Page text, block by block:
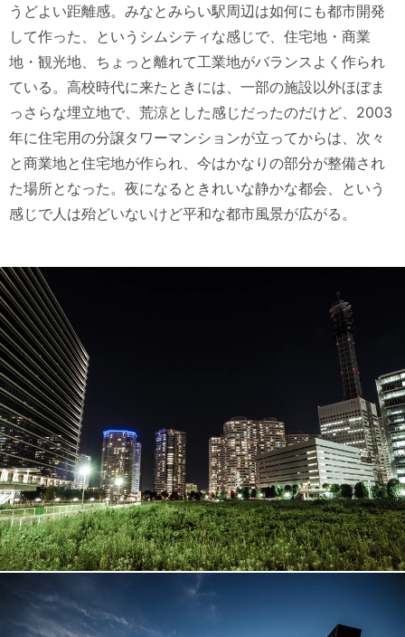
うどよい距離感。みなとみらい駅周辺は如何にも都市開発
して作った、というシムシティな感じで、住宅地・商業
地・観光地、ちょっと離れて工業地がバランスよく作られ
ている。高校時代に来たときには、一部の施設以外ほぼま
っさらな埋立地で、荒涼とした感じだったのだけど、2003
年に住宅用の分譲タワーマンションが立ってからは、次々
と商業地と住宅地が作られ、今はかなりの部分が整備され
た場所となった。夜になるときれいな静かな都会、という
感じで人は殆どいないけど平和な都市風景が広がる。